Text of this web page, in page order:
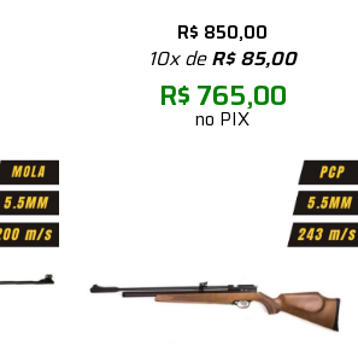
R$ 850,00
10x deR$85,00
R$ 765,00
no PIX